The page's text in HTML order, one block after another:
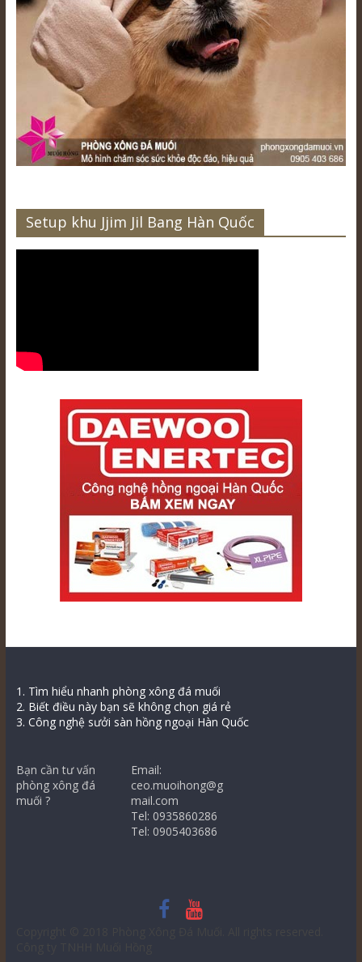
Setup khu Jjim Jil Bang Hàn Quốc
1. Tìm hiểu nhanh phòng xông đá muối
2. Biết điều này bạn sẽ không chọn giá rẻ
3. Công nghệ sưởi sàn hồng ngoại Hàn Quốc
Bạn cần tư vấn
phòng xông đá
muối ?
Email:
ceo.muoihong@g
mail.com
Tel: 0935860286
Tel: 0905403686